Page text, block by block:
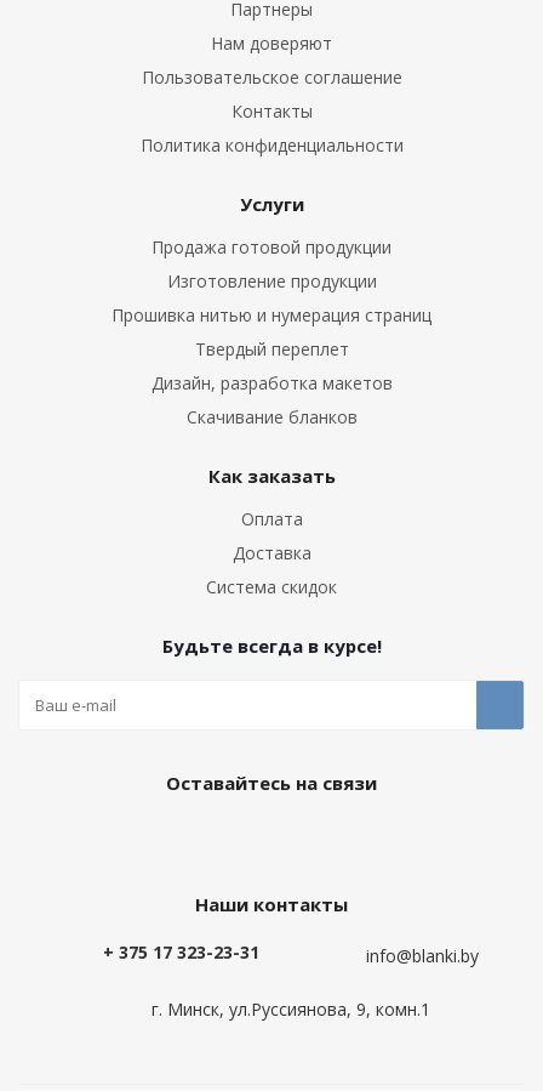
Партнеры
Нам доверяют
Пользовательское соглашение
Контакты
Политика конфиденциальности
Услуги
Продажа готовой продукции
Изготовление продукции
Прошивка нитью и нумерация страниц
Твердый переплет
Дизайн, разработка макетов
Скачивание бланков
Как заказать
Оплата
Доставка
Система скидок
Будьте всегда в курсе!
Оставайтесь на связи
Наши контакты
+ 375 17 323-23-31 info@blanki.by
г. Минск, ул.Руссиянова, 9, комн.1